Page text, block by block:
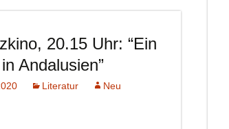
20.15 Uhr: “Ein
Andalusien”
Literatur Neu